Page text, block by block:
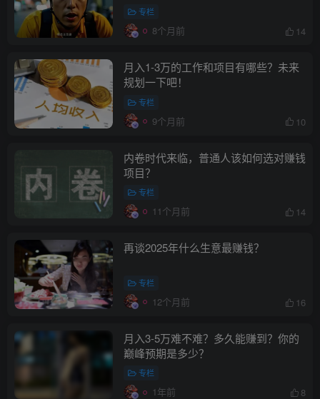
专栏
8个月前 14
月入1-3万的工作和项目有哪些？未来
规划一下吧！
专栏
9个月前 10
内卷时代来临，普通人该如何选对赚钱
项目？
专栏
11个月前 14
再谈2025年什么生意最赚钱？
专栏
12个月前 16
月入3-5万难不难？多久能赚到？你的
巅峰预期是多少？
专栏
1年前 8